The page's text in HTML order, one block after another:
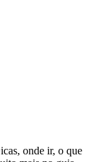
onde ir, o que